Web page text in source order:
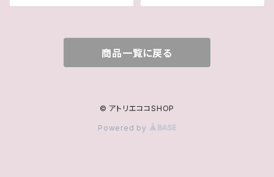
商品一覧に戻る
© アトリエココSHOP
Powered by